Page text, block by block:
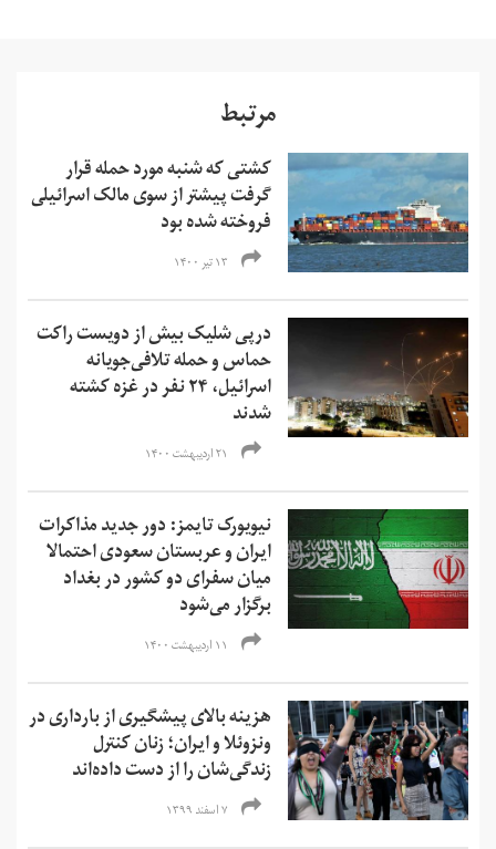
مرتبط
کشتی که شنبه مورد حمله قرار
گرفت پیشتر از سوی مالک اسرائیلی
فروخته شده بود
۱۳ تیر ۱۴۰۰
درپی شلیک بیش از دویست راکت
حماس و حمله تلافی‌جویانه
اسرائیل، ۲۴ نفر در غزه کشته
شدند
۲۱ اردیبهشت ۱۴۰۰
نیویورک تایمز: دور جدید مذاکرات
ایران و عربستان سعودی احتمالا
میان سفرای دو کشور در بغداد
برگزار می‌شود
۱۱ اردیبهشت ۱۴۰۰
هزینه‌ بالای پیشگیری از بارداری در
ونزوئلا و ایران؛ زنان کنترل
زندگی‌شان را از دست داده‌اند
۷ اسفند ۱۳۹۹